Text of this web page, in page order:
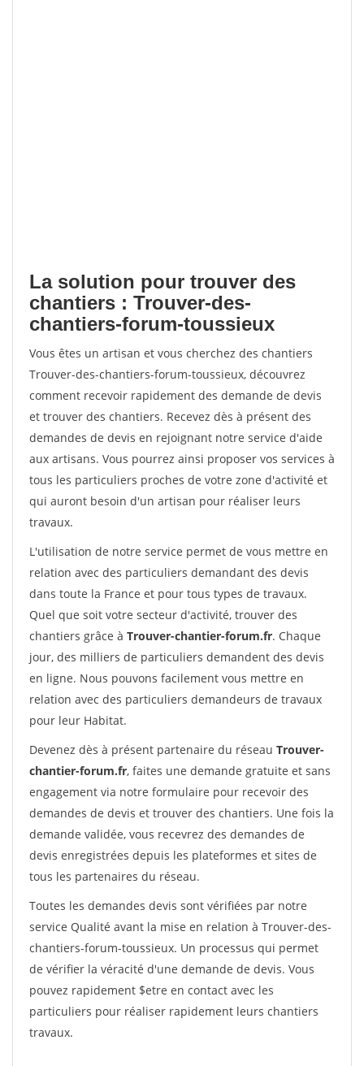
La solution pour trouver des
chantiers : Trouver-des-
chantiers-forum-toussieux
Vous êtes un artisan et vous cherchez des chantiers
Trouver-des-chantiers-forum-toussieux, découvrez
comment recevoir rapidement des demande de devis
et trouver des chantiers. Recevez dès à présent des
demandes de devis en rejoignant notre service d'aide
aux artisans. Vous pourrez ainsi proposer vos services à
tous les particuliers proches de votre zone d'activité et
qui auront besoin d'un artisan pour réaliser leurs
travaux.
L'utilisation de notre service permet de vous mettre en
relation avec des particuliers demandant des devis
dans toute la France et pour tous types de travaux.
Quel que soit votre secteur d'activité, trouver des
chantiers grâce à Trouver-chantier-forum.fr. Chaque
jour, des milliers de particuliers demandent des devis
en ligne. Nous pouvons facilement vous mettre en
relation avec des particuliers demandeurs de travaux
pour leur Habitat.
Devenez dès à présent partenaire du réseau Trouver-
chantier-forum.fr, faites une demande gratuite et sans
engagement via notre formulaire pour recevoir des
demandes de devis et trouver des chantiers. Une fois la
demande validée, vous recevrez des demandes de
devis enregistrées depuis les plateformes et sites de
tous les partenaires du réseau.
Toutes les demandes devis sont vérifiées par notre
service Qualité avant la mise en relation à Trouver-des-
chantiers-forum-toussieux. Un processus qui permet
de vérifier la véracité d'une demande de devis. Vous
pouvez rapidement $etre en contact avec les
particuliers pour réaliser rapidement leurs chantiers
travaux.